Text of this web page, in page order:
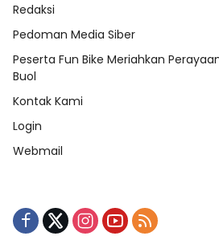
Redaksi
Pedoman Media Siber
Peserta Fun Bike Meriahkan
Buol
Kontak Kami
Login
Webmail